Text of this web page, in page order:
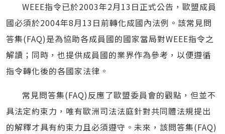
WEEE指令已於2003年2月13日正式公告，歐盟成員
國必須於2004年8月13日前轉化成國內法例。該常見問
答集(FAQ)是為協助各成員國的國家當局對WEEE指令之
解讀；同時，也提供成員國的業界作為參考，以便遵循
指令轉化後的各國家法律。
常見問答集(FAQ)反應了歐盟委員會的觀點，但並不
具法定約束力，唯有歐洲司法法庭針對共同體法規提出
的解釋才具有約束力且必須遵守。未來，該問答集(FAQ)